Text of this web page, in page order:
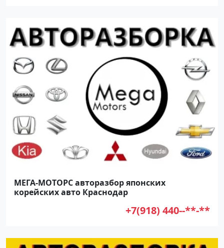
МЕГА-МОТОРС авторазбор японских
корейских авто Краснодар
+7(918) 440--**-**